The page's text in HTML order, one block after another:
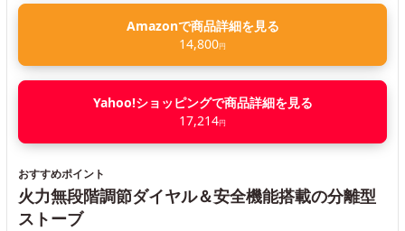
Amazonで商品詳細を見る
14,800円
Yahoo!ショッピングで商品詳細を見る
17,214円
おすすめポイント
火力無段階調節ダイヤル＆安全機能搭載の分離型
ストーブ